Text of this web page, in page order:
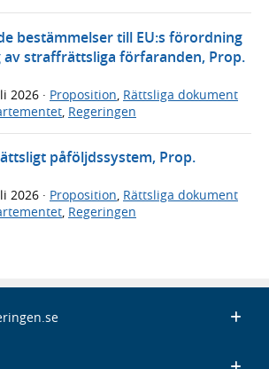
bestämmelser till EU:s förordning
straffrättsliga förfaranden, Prop.
2026 · Proposition Rättsliga dokument
Regeringen
påföljdssystem, Prop.
2026 · Proposition, Rättsliga dokument
, Regeringen